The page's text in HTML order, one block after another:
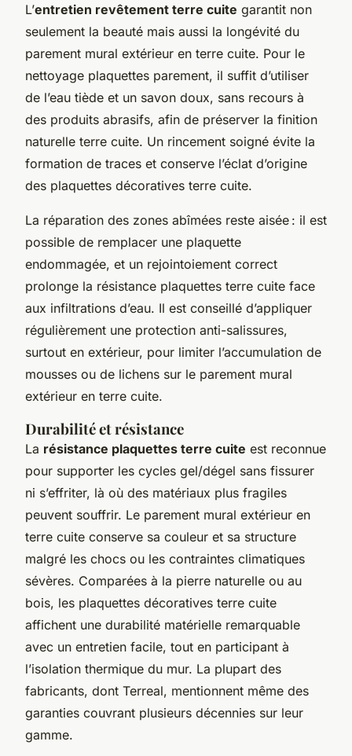
L’entretien revêtement terre cuite garantit non
seulement la beauté mais aussi la longévité du
parement mural extérieur en terre cuite. Pour le
nettoyage plaquettes parement, il suffit d’utiliser
de l’eau tiède et un savon doux, sans recours à
des produits abrasifs, afin de préserver la finition
naturelle terre cuite. Un rincement soigné évite la
formation de traces et conserve l’éclat d’origine
des plaquettes décoratives terre cuite.
La réparation des zones abîmées reste aisée : il est
possible de remplacer une plaquette
endommagée, et un rejointoiement correct
prolonge la résistance plaquettes terre cuite face
aux infiltrations d’eau. Il est conseillé d’appliquer
régulièrement une protection anti-salissures,
surtout en extérieur, pour limiter l’accumulation de
mousses ou de lichens sur le parement mural
extérieur en terre cuite.
Durabilité et résistance
La résistance plaquettes terre cuite est reconnue
pour supporter les cycles gel/dégel sans fissurer
ni s’effriter, là où des matériaux plus fragiles
peuvent souffrir. Le parement mural extérieur en
terre cuite conserve sa couleur et sa structure
malgré les chocs ou les contraintes climatiques
sévères. Comparées à la pierre naturelle ou au
bois, les plaquettes décoratives terre cuite
affichent une durabilité matérielle remarquable
avec un entretien facile, tout en participant à
l’isolation thermique du mur. La plupart des
fabricants, dont Terreal, mentionnent même des
garanties couvrant plusieurs décennies sur leur
gamme.